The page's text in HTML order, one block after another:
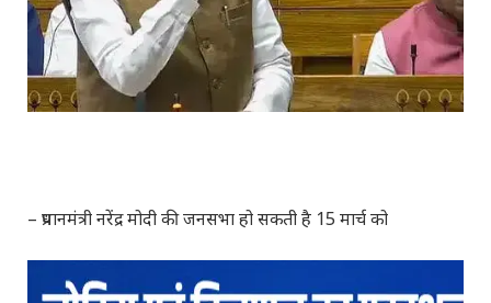
– प्रधानमंत्री नरेंद्र मोदी की जनसभा हो सकती है 15 मार्च को